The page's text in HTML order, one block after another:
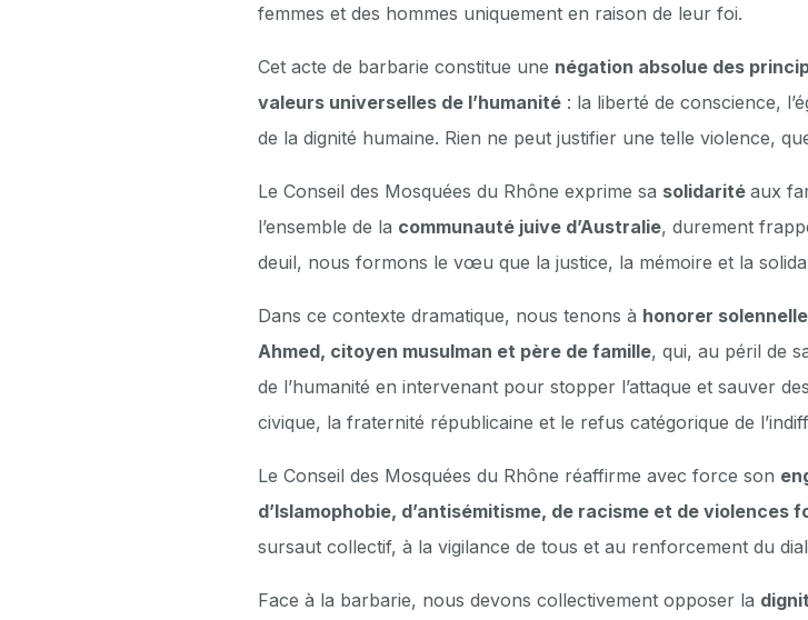
femmes et des hommes uniquement en raison de leur foi.
Cet acte de barbarie constitue une négation absolue des
valeurs universelles de l’humanité : la liberté de conscience,
de la dignité humaine. Rien ne peut justifier une telle violence,
Le Conseil des Mosquées du Rhône exprime sa solidarité aux
l’ensemble de la communauté juive d’Australie, durement
deuil, nous formons le vœu que la justice, la mémoire et la
Dans ce contexte dramatique, nous tenons à honorer
Ahmed, citoyen musulman et père de famille, qui, au péril de
de l’humanité en intervenant pour stopper l’attaque et sauver
civique, la fraternité républicaine et le refus catégorique de
Le Conseil des Mosquées du Rhône réaffirme avec force son
d’Islamophobie, d’antisémitisme, de racisme et de violences
sursaut collectif, à la vigilance de tous et au renforcement du
Face à la barbarie, nous devons collectivement opposer la